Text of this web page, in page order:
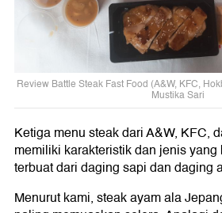
Review Battle Steak Fast Food (A&W, KFC,
Mustika Sari
Ketiga menu steak dari A&W, KFC,
memiliki karakteristik dan jenis
terbuat dari daging sapi dan daging
Menurut kami, steak ayam ala